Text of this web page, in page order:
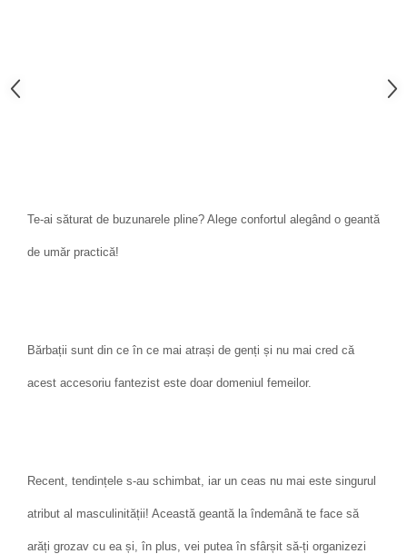
Te-ai săturat de buzunarele pline? Alege confortul alegând o geantă
de umăr practică!
Bărbații sunt din ce în ce mai atrași de genți și nu mai cred că
acest accesoriu fantezist este doar domeniul femeilor.
Recent, tendințele s-au schimbat, iar un ceas nu mai este singurul
atribut al masculinității! Această geantă la îndemână te face să
arăți grozav cu ea și, în plus, vei putea în sfârșit să-ți organizezi